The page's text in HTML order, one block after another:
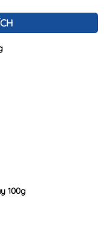
100g